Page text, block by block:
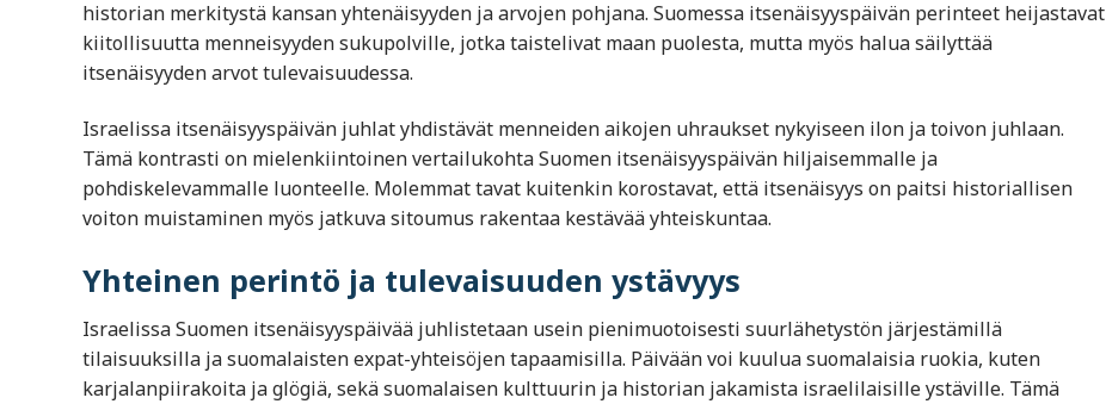
historian merkitystä kansan yhtenäisyyden ja arvojen pohjana. Suomessa itsenäisyyspäivän perinteet heijastavat
kiitollisuutta menneisyyden sukupolville, jotka taistelivat maan puolesta, mutta myös halua säilyttää
itsenäisyyden arvot tulevaisuudessa.
Israelissa itsenäisyyspäivän juhlat yhdistävät menneiden aikojen uhraukset nykyiseen ilon ja toivon juhlaan.
Tämä kontrasti on mielenkiintoinen vertailukohta Suomen itsenäisyyspäivän hiljaisemmalle ja
pohdiskelevammalle luonteelle. Molemmat tavat kuitenkin korostavat, että itsenäisyys on paitsi historiallisen
voiton muistaminen myös jatkuva sitoumus rakentaa kestävää yhteiskuntaa.
Yhteinen perintö ja tulevaisuuden ystävyys
Israelissa Suomen itsenäisyyspäivää juhlistetaan usein pienimuotoisesti suurlähetystön järjestämillä
tilaisuuksilla ja suomalaisten expat-yhteisöjen tapaamisilla. Päivään voi kuulua suomalaisia ruokia, kuten
karjalanpiirakoita ja glögiä, sekä suomalaisen kulttuurin ja historian jakamista israelilaisille ystäville. Tämä